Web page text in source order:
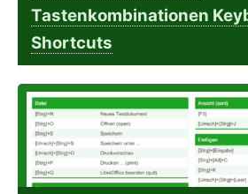
Tastenkombinationen
Shortcuts